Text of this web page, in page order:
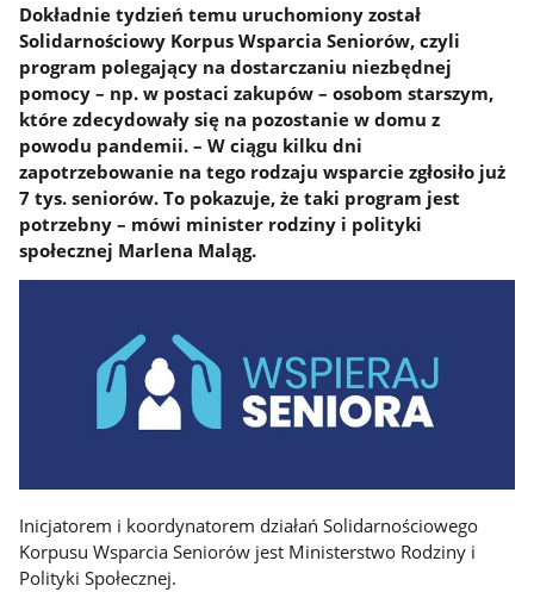
Dokładnie tydzień temu uruchomiony został
Solidarnościowy Korpus Wsparcia Seniorów, czyli
program polegający na dostarczaniu niezbędnej
pomocy – np. w postaci zakupów – osobom starszym,
które zdecydowały się na pozostanie w domu z
powodu pandemii. – W ciągu kilku dni
zapotrzebowanie na tego rodzaju wsparcie zgłosiło już
7 tys. seniorów. To pokazuje, że taki program jest
potrzebny – mówi minister rodziny i polityki
społecznej Marlena Maląg.
Inicjatorem i koordynatorem działań Solidarnościowego
Korpusu Wsparcia Seniorów jest Ministerstwo Rodziny i
Polityki Społecznej.